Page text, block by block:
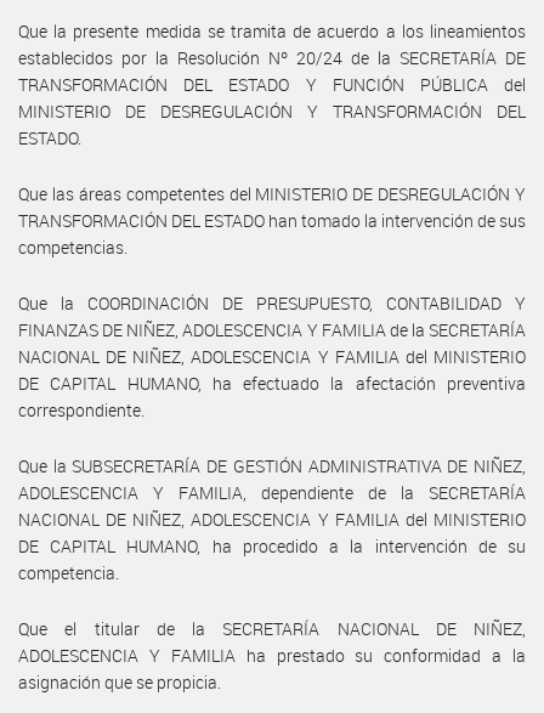
Que la presente medida se tramita de acuerdo a los lineamientos
establecidos por la Resolución Nº 20/24 de la SECRETARÍA DE
TRANSFORMACIÓN DEL ESTADO Y FUNCIÓN PÚBLICA del
MINISTERIO DE DESREGULACIÓN Y TRANSFORMACIÓN DEL
ESTADO.
Que las áreas competentes del MINISTERIO DE DESREGULACIÓN Y
TRANSFORMACIÓN DEL ESTADO han tomado la intervención de sus
competencias.
Que la COORDINACIÓN DE PRESUPUESTO, CONTABILIDAD Y
FINANZAS DE NIÑEZ, ADOLESCENCIA Y FAMILIA de la SECRETARÍA
NACIONAL DE NIÑEZ, ADOLESCENCIA Y FAMILIA del MINISTERIO
DE CAPITAL HUMANO, ha efectuado la afectación preventiva
correspondiente.
Que la SUBSECRETARÍA DE GESTIÓN ADMINISTRATIVA DE NIÑEZ,
ADOLESCENCIA Y FAMILIA, dependiente de la SECRETARÍA
NACIONAL DE NIÑEZ, ADOLESCENCIA Y FAMILIA del MINISTERIO
DE CAPITAL HUMANO, ha procedido a la intervención de su
competencia.
Que el titular de la SECRETARÍA NACIONAL DE NIÑEZ,
ADOLESCENCIA Y FAMILIA ha prestado su conformidad a la
asignación que se propicia.